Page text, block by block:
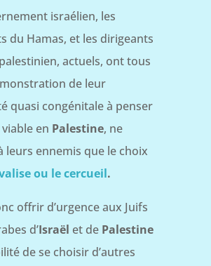
israélien, les
du Hamas, et les dirigeants
actuels, ont tous
de leur
quasi congénitale à penser
en Palestine, ne
leurs ennemis que le choix
ou le cercueil.
offrir d’urgence aux Juifs
d’Israël et dePalestine
de se choisir d’autres